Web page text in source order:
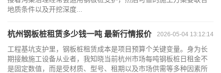
地质条件以及开挖深度...
2026-05-04 13:12:14
杭州钢板桩租赁多少钱一吨 最新行情报价
工程基坑支护里，钢板桩租赁成本是项目预算个关键变量。身为长
期接触施工设备从业者，我知晓当前杭州市场每吨钢板桩日租金不
是固定数值，而是受材质、型号、租期以及市场供需等多种因素所